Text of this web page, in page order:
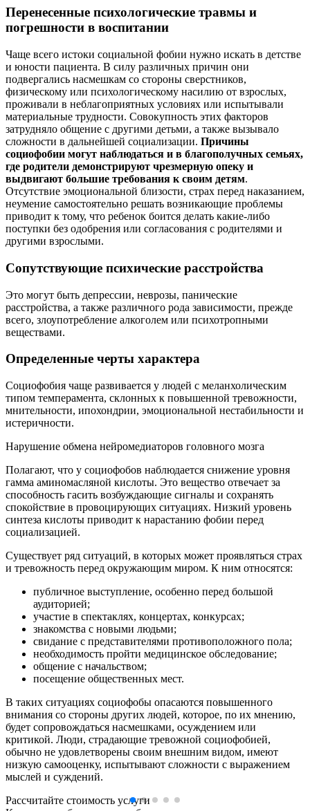
Перенесенные психологические травмы и
погрешности в воспитании
Чаще всего истоки социальной фобии нужно искать в детстве
и юности пациента. В силу различных причин они
подвергались насмешкам со стороны сверстников,
физическому или психологическому насилию от взрослых,
проживали в неблагоприятных условиях или испытывали
материальные трудности. Совокупность этих факторов
затрудняло общение с другими детьми, а также вызывало
сложности в дальнейшей социализации. Причины
социофобии могут наблюдаться и в благополучных семьях,
где родители демонстрируют чрезмерную опеку и
выдвигают большие требования к своим детям.
Отсутствие эмоциональной близости, страх перед наказанием,
неумение самостоятельно решать возникающие проблемы
приводит к тому, что ребенок боится делать какие-либо
поступки без одобрения или согласования с родителями и
другими взрослыми.
Сопутствующие психические расстройства
Это могут быть депрессии, неврозы, панические
расстройства, а также различного рода зависимости, прежде
всего, злоупотребление алкоголем или психотропными
веществами.
Определенные черты характера
Социофобия чаще развивается у людей с меланхолическим
типом темперамента, склонных к повышенной тревожности,
мнительности, ипохондрии, эмоциональной нестабильности и
истеричности.
Нарушение обмена нейромедиаторов головного мозга
Полагают, что у социофобов наблюдается снижение уровня
гамма аминомасляной кислоты. Это вещество отвечает за
способность гасить возбуждающие сигналы и сохранять
спокойствие в провоцирующих ситуациях. Низкий уровень
синтеза кислоты приводит к нарастанию фобии перед
социализацией.
Существует ряд ситуаций, в которых может проявляться страх
и тревожность перед окружающим миром. К ним относятся:
публичное выступление, особенно перед большой
аудиторией;
участие в спектаклях, концертах, конкурсах;
знакомства с новыми людьми;
свидание с представителями противоположного пола;
необходимость пройти медицинское обследование;
общение с начальством;
посещение общественных мест.
В таких ситуациях социофобы опасаются повышенного
внимания со стороны других людей, которое, по их мнению,
будет сопровождаться насмешками, осуждением или
критикой. Люди, страдающие тревожной социофобией,
обычно не удовлетворены своим внешним видом, имеют
низкую самооценку, испытывают сложности с выражением
мыслей и суждений.
Рассчитайте стоимость услуги